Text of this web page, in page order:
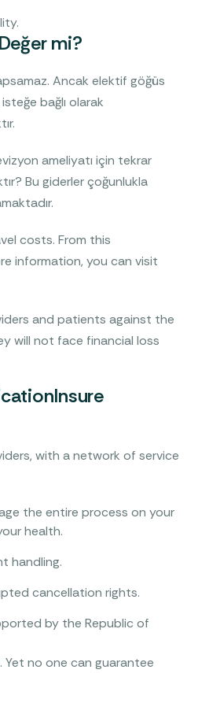
mi?
Ancak elektif göğüs
bağlı olarak
ameliyatı için tekrar
Bu giderler çoğunlukla
costs. From this
information, you can visit
and patients against the
will not face financial loss
with a network of service
the entire process on your
health.
handling.
cancellation rights.
by the Republic of
no one can guarantee